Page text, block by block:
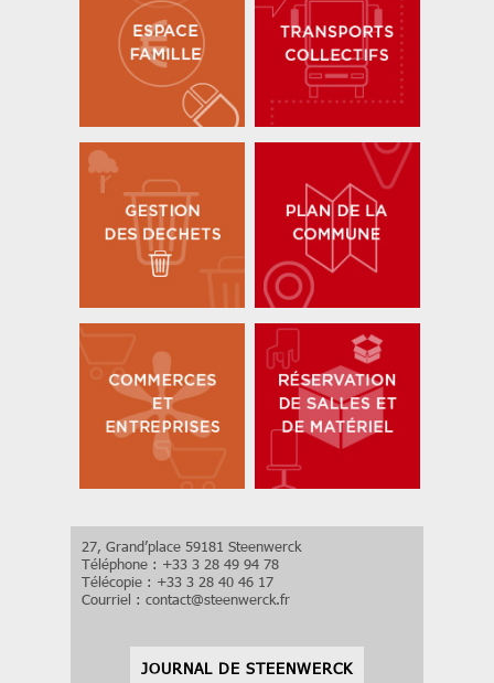
27, Grand’place 59181 Steenwerck
Téléphone : +33 3 28 49 94 78
Télécopie : +33 3 28 40 46 17
Courriel : contact@steenwerck.fr
JOURNAL DE STEENWERCK